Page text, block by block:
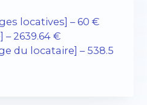
locatives] – 60 €
2639.64 €
du locataire] – 538.5